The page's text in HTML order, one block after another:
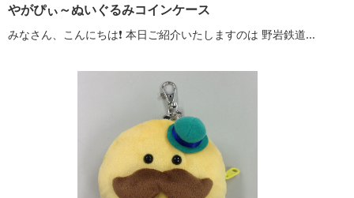
やがぴぃ～ぬいぐるみコインケース
みなさん、こんにちは❗️ 本日ご紹介いたしますのは 野岩鉄道...